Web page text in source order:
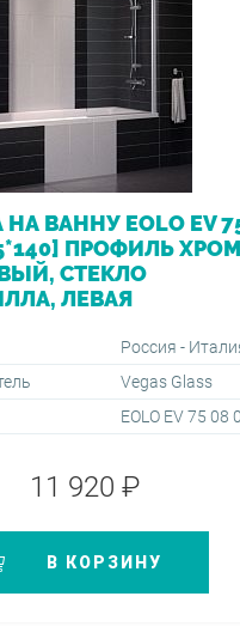
ВАННУ EOLO EV
ПРОФИЛЬ ХРОМ
СТЕКЛО
ЛЕВАЯ
Россия -
Vegas Glass
EOLO EV 75 08
11 920 ₽
В КОРЗИНУ